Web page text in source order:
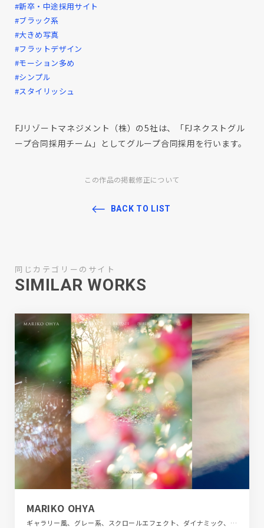
#新卒・中途採用サイト
#ブラック系
#大きめ写真
#フラットデザイン
#モーション多め
#シンプル
#スタイリッシュ
FJリゾートマネジメント（株）の5社は、「FJネクストグル
ープ合同採用チーム」としてグループ合同採用を行います。
この作品の掲載修正について
BACK TO LIST
同じカテゴリーのサイト
SIMILAR WORKS
MARIKO OHYA
ギャラリー風、グレー系、スクロールエフェクト、ダイナミック、デザイン・アート・音楽・文芸、ナチュラル、ピンク系、ブルー系、ポートフォリオ、モーション多め、大きめ写真